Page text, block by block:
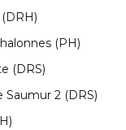
(PH)
(DRS)
Saumur 2 (DRS)